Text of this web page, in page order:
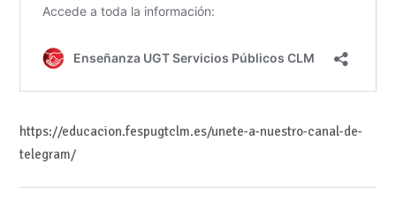
https://educacion.fespugtclm.es/unete-a-nuestro-canal-de-
telegram/